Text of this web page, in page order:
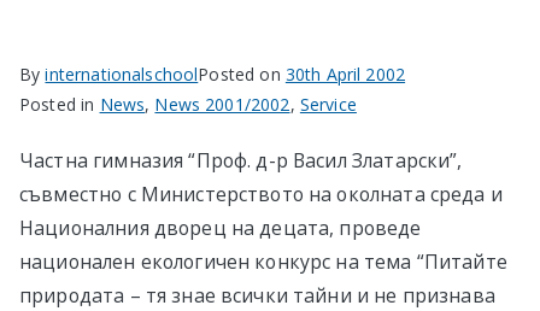
ByinternationalschoolPosted on 30th April 2002
Posted in News, News 2001/2002, Service
Частна гимназия “Проф. д-р Васил Златарски”,
съвместно с Министерството на околната среда и
Националния дворец на децата, проведе
национален екологичен конкурс на тема “Питайте
природата – тя знае всички тайни и не признава